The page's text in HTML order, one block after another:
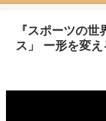
『スポーツの
ス」 ー形を変え